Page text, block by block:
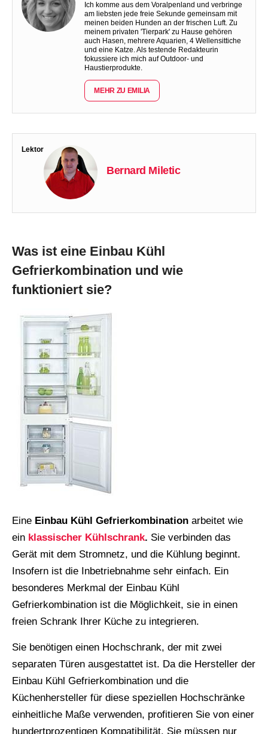
Ich komme aus dem Voralpenland und verbringe
am liebsten jede freie Sekunde gemeinsam mit
meinen beiden Hunden an der frischen Luft. Zu
meinem privaten 'Tierpark' zu Hause gehören
auch Hasen, mehrere Aquarien, 4 Wellensittiche
und eine Katze. Als testende Redakteurin
fokussiere ich mich auf Outdoor- und
Haustierprodukte.
MEHR ZU EMILIA
Lektor
Bernard Miletic
Was ist eine Einbau Kühl
Gefrierkombination und wie
funktioniert sie?
Eine Einbau Kühl Gefrierkombination arbeitet wie
ein klassischer Kühlschrank. Sie verbinden das
Gerät mit dem Stromnetz, und die Kühlung beginnt.
Insofern ist die Inbetriebnahme sehr einfach. Ein
besonderes Merkmal der Einbau Kühl
Gefrierkombination ist die Möglichkeit, sie in einen
freien Schrank Ihrer Küche zu integrieren.
Sie benötigen einen Hochschrank, der mit zwei
separaten Türen ausgestattet ist. Da die Hersteller der
Einbau Kühl Gefrierkombination und die
Küchenhersteller für diese speziellen Hochschränke
einheitliche Maße verwenden, profitieren Sie von einer
hundertprozentigen Kompatibilität. Sie müssen nur